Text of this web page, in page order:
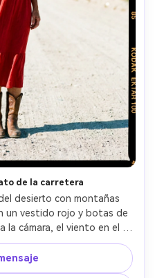
de la carretera
desierto con montañas
un vestido rojo y botas de
la cámara, el viento en el
escaneo look con color
F3+85mm sensación,
en 4:5, sol brillante con